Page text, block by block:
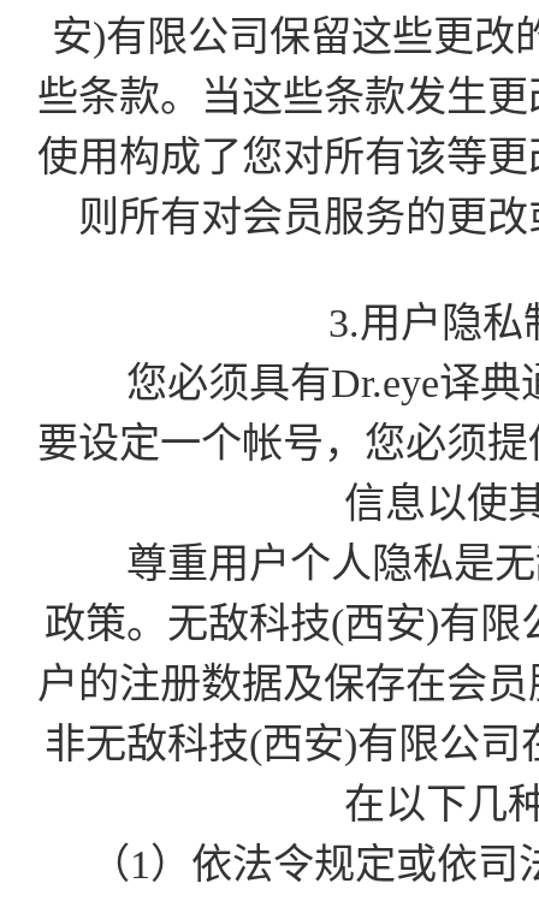
安)有限公司保留这些更改
些条款。当这些条款发生
使用构成了您对所有该等
则所有对会员服务的更
3.用户隐私
您必须具有Dr.eye译典
要设定一个帐号，您必须
信息以使
尊重用户个人隐私是无
政策。无敌科技(西安)有
户的注册数据及保存在会
非无敌科技(西安)有限公
在以下几
（1）依法令规定或依